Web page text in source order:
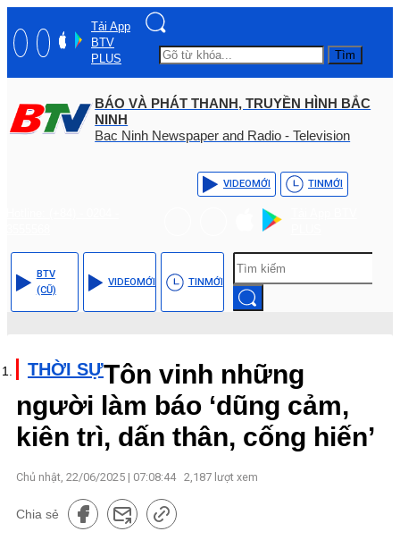
Tải App
BTV
PLUS
Tìm
BÁO VÀ PHÁT THANH, TRUYỀN HÌNH BẮC
NINH
Bac Ninh Newspaper and Radio - Television
VIDEOMỚI TINMỚI
BTV
(CŨ)
VIDEOMỚI TINMỚI
THỜI SỰTôn vinh những
người làm báo ‘dũng cảm,
kiên trì, dấn thân, cống hiến’
Chủ nhật, 22/06/2025 | 07:08:44 2,187 lượt xem
Chia sẻ